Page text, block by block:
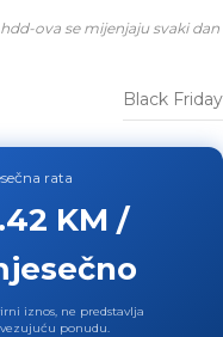
ova se mijenjaju svaki dan
Black Friday
rata
KM /
iznos, ne predstavlja
ponudu.